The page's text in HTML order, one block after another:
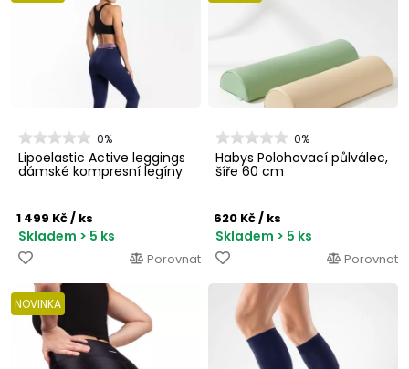
0%
Lipoelastic Active leggings
dámské kompresní legíny
1 499 Kč/ ks
Skladem > 5 ks
Porovnat
0%
Habys Polohovací půlválec,
šíře 60 cm
620 Kč/ ks
Skladem > 5 ks
Porovnat
NOVINKA